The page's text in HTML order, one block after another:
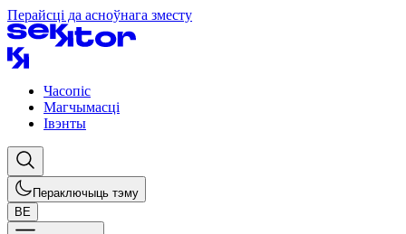
Перайсці да асноўнага зместу
Часопіс
Магчымасці
Івэнты
Пераключыць тэму
BE